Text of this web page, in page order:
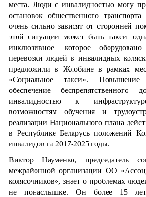
места. Люди с инвалидностью могу
остановок общественного
очень сильно зависят от сторонней
этой ситуации может быть такси,
инклюзивное, которое
перевозки людей в инвалидных
предложили в Жлобине в рамках
«Социальное такси».
обеспечение
инвалидностью к
возможностям обучения и
реализации Национального плана
в Республике Беларусь положений
инвалидов га 2017-2025 годы.
Виктор Науменко, председатель
межрайонной организации ОО
колясочников», знает о проблемах
не понаслышке. Он более 15 лет